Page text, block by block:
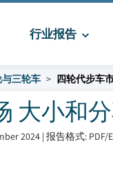
行业报告
三轮车 四轮代步车
大小和分
2024 | 报告格式: PDF/